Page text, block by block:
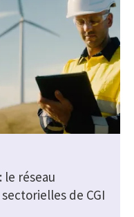
le réseau
de CGI